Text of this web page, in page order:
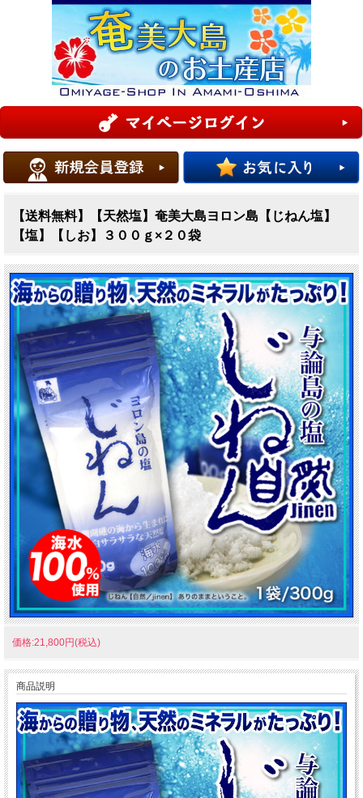
【送料無料】【天然塩】奄美大島ヨロン島【じねん塩】
【塩】【しお】３００ｇ×２０袋
価格:21,800円(税込)
商品説明